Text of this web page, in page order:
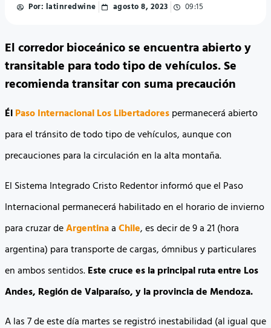
Por: latinredwine agosto 8, 2023 09:15
El corredor bioceánico se encuentra abierto y
transitable para todo tipo de vehículos. Se
recomienda transitar con suma precaución
ÉlPaso Internacional Los Libertadorespermanecerá abierto
para el tránsito de todo tipo de vehículos, aunque con
precauciones para la circulación en la alta montaña.
El Sistema Integrado Cristo Redentor informó que el Paso
Internacional permanecerá habilitado en el horario de invierno
para cruzar deArgentinaaChile, es decir de 9 a 21 (hora
argentina) para transporte de cargas, ómnibus y particulares
en ambos sentidos.Este cruce es la principal ruta entre Los
Andes, Región de Valparaíso, y la provincia de Mendoza.
A las 7 de este día martes se registró inestabilidad (al igual que